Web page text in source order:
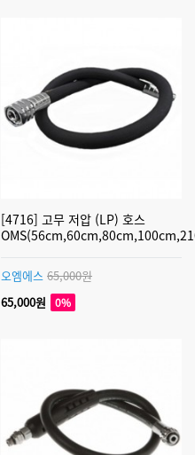
[4716] 고무 저압 (LP) 호스
오엠에스 65,000원
65,000원
0%